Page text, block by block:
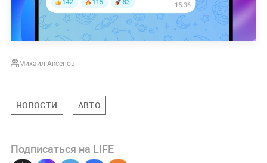
Михаил Аксёнов
НОВОСТИ АВТО
Подписаться на LIFE